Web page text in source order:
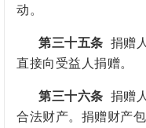
动。
第三十五条 捐赠
直接向受益人捐赠。
第三十六条 捐赠
合法财产。捐赠财产